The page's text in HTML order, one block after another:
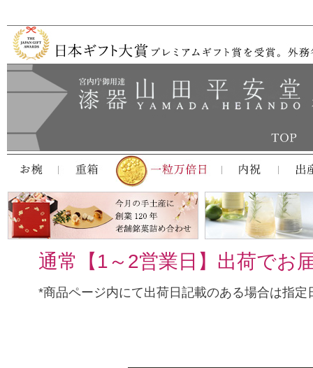
通常【1～2営業日】出荷でお
*商品ページ内にて出荷日記載のある場合は指定